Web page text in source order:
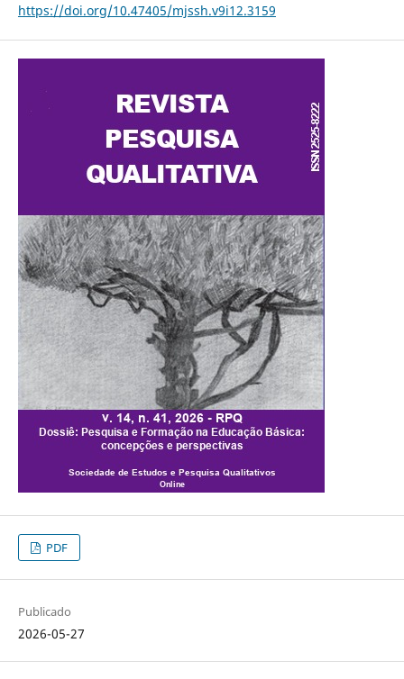
https://doi.org/10.47405/mjssh.v9i12.3159
PDF
Publicado
2026-05-27